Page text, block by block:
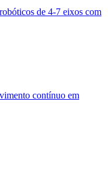
de 4-7 eixos com
contínuo em